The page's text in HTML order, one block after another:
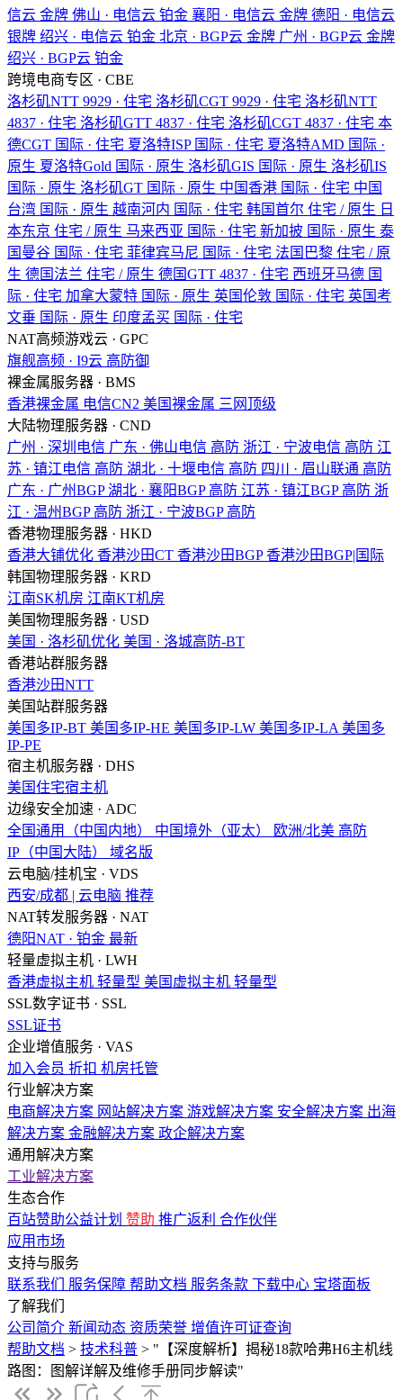
信云 金牌 佛山 · 电信云 铂金 襄阳 · 电信云 金牌 德阳 · 电信云
银牌 绍兴 · 电信云 铂金 北京 · BGP云 金牌 广州 · BGP云 金牌
绍兴 · BGP云 铂金
跨境电商专区 · CBE
洛杉矶NTT 9929 · 住宅 洛杉矶CGT 9929 · 住宅 洛杉矶NTT
4837 · 住宅 洛杉矶GTT 4837 · 住宅 洛杉矶CGT 4837 · 住宅 本
德CGT 国际 · 住宅 夏洛特ISP 国际 · 住宅 夏洛特AMD 国际 ·
原生 夏洛特Gold 国际 · 原生 洛杉矶GIS 国际 · 原生 洛杉矶IS
国际 · 原生 洛杉矶GT 国际 · 原生 中国香港 国际 · 住宅 中国
台湾 国际 · 原生 越南河内 国际 · 住宅 韩国首尔 住宅 / 原生 日
本东京 住宅 / 原生 马来西亚 国际 · 住宅 新加披 国际 · 原生 泰
国曼谷 国际 · 住宅 菲律宾马尼 国际 · 住宅 法国巴黎 住宅 / 原
生 德国法兰 住宅 / 原生 德国GTT 4837 · 住宅 西班牙马德 国
际 · 住宅 加拿大蒙特 国际 · 原生 英国伦敦 国际 · 住宅 英国考
文垂 国际 · 原生 印度孟买 国际 · 住宅
NAT高频游戏云 · GPC
旗舰高频 · I9云 高防御
裸金属服务器 · BMS
香港裸金属 电信CN2 美国裸金属 三网顶级
大陆物理服务器 · CND
广州 · 深圳电信 广东 · 佛山电信 高防 浙江 · 宁波电信 高防 江
苏 · 镇江电信 高防 湖北 · 十堰电信 高防 四川 · 眉山联通 高防
广东 · 广州BGP 湖北 · 襄阳BGP 高防 江苏 · 镇江BGP 高防 浙
江 · 温州BGP 高防 浙江 · 宁波BGP 高防
香港物理服务器 · HKD
香港大铺优化 香港沙田CT 香港沙田BGP 香港沙田BGP|国际
韩国物理服务器 · KRD
江南SK机房 江南KT机房
美国物理服务器 · USD
美国 · 洛杉矶优化 美国 · 洛城高防-BT
香港站群服务器
香港沙田NTT
美国站群服务器
美国多IP-BT 美国多IP-HE 美国多IP-LW 美国多IP-LA 美国多
IP-PE
宿主机服务器 · DHS
美国住宅宿主机
边缘安全加速 · ADC
全国通用（中国内地）
中国境外（亚太） 欧洲/北美 高防
IP（中国大陆）
域名版
云电脑/挂机宝 · VDS
西安/成都 | 云电脑 推荐
NAT转发服务器 · NAT
德阳NAT · 铂金 最新
轻量虚拟主机 · LWH
香港虚拟主机 轻量型 美国虚拟主机 轻量型
SSL数字证书 · SSL
SSL证书
企业增值服务 · VAS
加入会员 折扣 机房托管
行业解决方案
电商解决方案 网站解决方案 游戏解决方案 安全解决方案 出海
解决方案 金融解决方案 政企解决方案
通用解决方案
工业解决方案
生态合作
百站赞助公益计划 赞助 推广返利 合作伙伴
应用市场
支持与服务
联系我们
服务保障 帮助文档 服务条款 下载中心 宝塔面板
了解我们
公司简介 新闻动态 资质荣誉 增值许可证查询
帮助文档 > 技术科普 > "【深度解析】揭秘18款哈弗H6主机线
路图：图解详解及维修手册同步解读"